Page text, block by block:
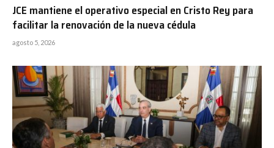
JCE mantiene el operativo especial en Cristo Rey para
facilitar la renovación de la nueva cédula
agosto 5, 2026